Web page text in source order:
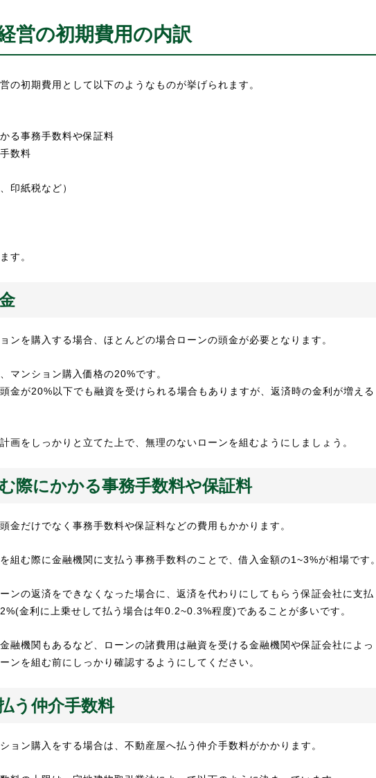
営の初期費用の内訳
の初期費用として以下のようなものが挙げられます。
る事務手数料や保証料
数料
印紙税など）
す。
ンを購入する場合、ほとんどの場合ローンの頭金が必要となります。
マンション購入価格の20%です。
金が20%以下でも融資を受けられる場合もありますが、返済時の金利が増える
画をしっかりと立てた上で、無理のないローンを組むようにしましょう。
際にかかる事務手数料や保証料
金だけでなく事務手数料や保証料などの費用もかかります。
組む際に金融機関に支払う事務手数料のことで、借入金額の1~3%が相場です。
ンの返済をできなくなった場合に、返済を代わりにしてもらう保証会社に支払
金利に上乗せして払う場合は年0.2~0.3%程度)であることが多いです。
融機関もあるなど、ローンの諸費用は融資を受ける金融機関や保証会社によっ
ンを組む前にしっかり確認するようにしてください。
う仲介手数料
ョン購入をする場合は、不動産屋へ払う仲介手数料がかかります。